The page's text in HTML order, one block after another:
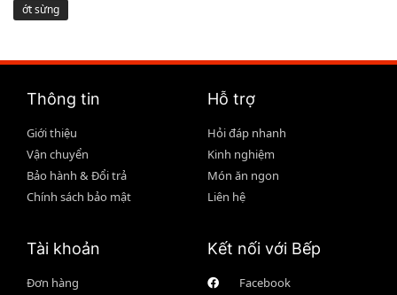
ớt sừng
Thông tin
Giới thiệu
Vận chuyển
Bảo hành & Đổi trả
Chính sách bảo mật
Hỗ trợ
Hỏi đáp nhanh
Kinh nghiệm
Món ăn ngon
Liên hệ
Tài khoản
Đơn hàng
Kết nối với Bếp
Facebook